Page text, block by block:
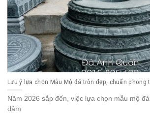
Lưu ý lựa chọn Mẫu Mộ đá tròn đẹp, chuẩn phong
Năm 2026 sắp đến, việc lựa chọn mẫu mộ
đảm